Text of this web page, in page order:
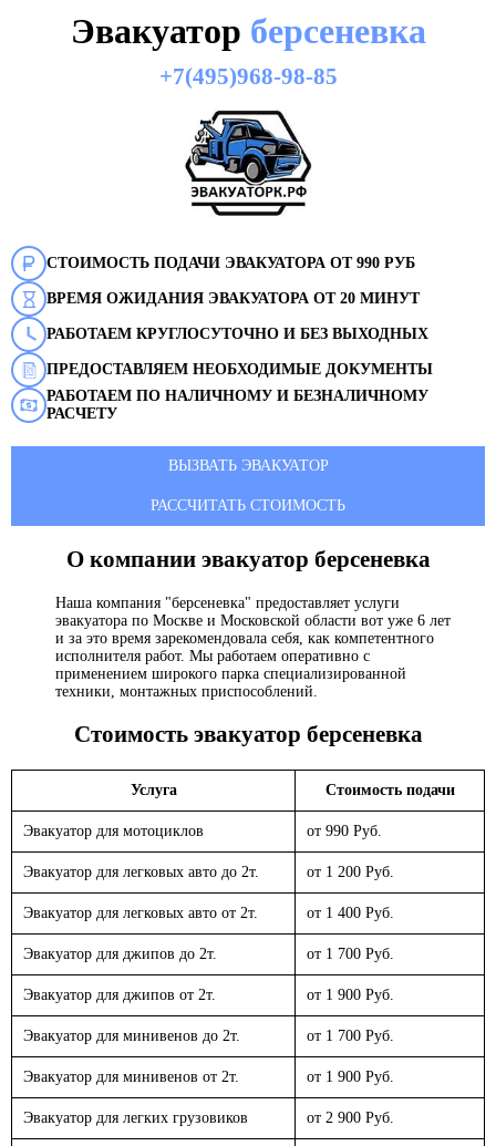
Эвакуатор берсеневка
+7(495)968-98-85
СТОИМОСТЬ ПОДАЧИ ЭВАКУАТОРА ОТ 990 РУБ
ВРЕМЯ ОЖИДАНИЯ ЭВАКУАТОРА ОТ 20 МИНУТ
РАБОТАЕМ КРУГЛОСУТОЧНО И БЕЗ ВЫХОДНЫХ
ПРЕДОСТАВЛЯЕМ НЕОБХОДИМЫЕ ДОКУМЕНТЫ
РАБОТАЕМ ПО НАЛИЧНОМУ И БЕЗНАЛИЧНОМУ
РАСЧЕТУ
ВЫЗВАТЬ ЭВАКУАТОР
РАССЧИТАТЬ СТОИМОСТЬ
О компании эвакуатор берсеневка
Наша компания "берсеневка" предоставляет услуги
эвакуатора по Москве и Московской области вот уже 6 лет
и за это время зарекомендовала себя, как компетентного
исполнителя работ. Мы работаем оперативно с
применением широкого парка специализированной
техники, монтажных приспособлений.
Стоимость эвакуатор берсеневка
Услуга Стоимость подачи
Эвакуатор для мотоциклов от 990 Руб.
Эвакуатор для легковых авто до 2т. от 1 200 Руб.
Эвакуатор для легковых авто от 2т. от 1 400 Руб.
Эвакуатор для джипов до 2т. от 1 700 Руб.
Эвакуатор для джипов от 2т. от 1 900 Руб.
Эвакуатор для минивенов до 2т. от 1 700 Руб.
Эвакуатор для минивенов от 2т. от 1 900 Руб.
Эвакуатор для легких грузовиков от 2 900 Руб.